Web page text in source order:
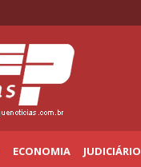
ECONOMIA JUDICIÁRIO